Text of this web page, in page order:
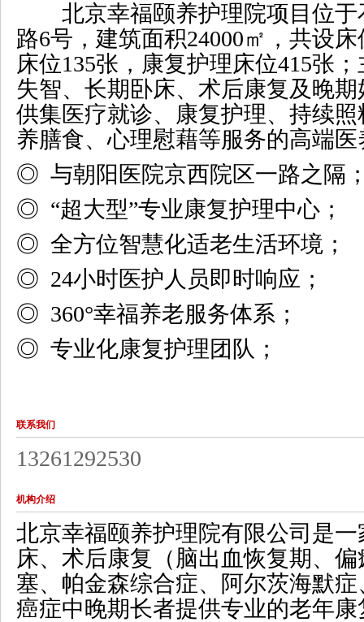
北京幸福颐养护理院项目位于
路6号，建筑面积24000㎡，共设
床位135张，康复护理床位415张
失智、长期卧床、术后康复及晚
供集医疗就诊、康复护理、持续
养膳食、心理慰藉等服务的高端
◎ 与朝阳医院京西院区一路之隔
◎ “超大型”专业康复护理中心；
◎ 全方位智慧化适老生活环境；
◎ 24小时医护人员即时响应；
◎ 360°幸福养老服务体系；
◎ 专业化康复护理团队；
联系我们
13261292530
机构介绍
北京幸福颐养护理院有限公司是
床、术后康复（脑出血恢复期、
塞、帕金森综合症、阿尔茨海默
癌症中晚期长者提供专业的老年